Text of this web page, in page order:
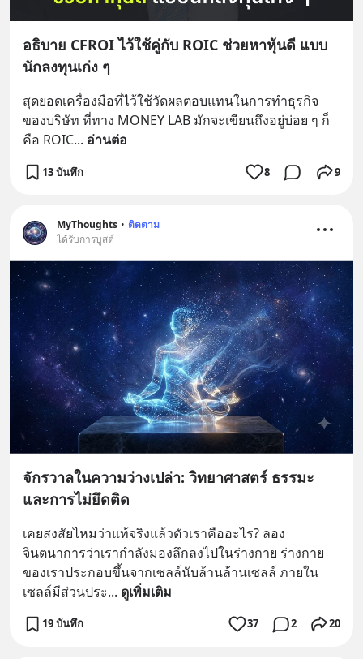
อธิบาย CFROI ไว้ใช้คู่กับ ROIC ช่วยหาหุ้นดี แบบ
นักลงทุนเก่ง ๆ
สุดยอดเครื่องมือที่ไว้ใช้วัดผลตอบแทนในการทำธุรกิจ
ของบริษัท ที่ทาง MONEY LAB มักจะเขียนถึงอยู่บ่อย ๆ ก็
คือ ROIC... อ่านต่อ
13 บันทึก 8 9
MyThoughts • ติดตาม
ได้รับการบูสต์
จักรวาลในความว่างเปล่า: วิทยาศาสตร์ ธรรมะ
และการไม่ยึดติด
เคยสงสัยไหมว่าแท้จริงแล้วตัวเราคืออะไร? ลอง
จินตนาการว่าเรากำลังมองลึกลงไปในร่างกาย ร่างกาย
ของเราประกอบขึ้นจากเซลล์นับล้านล้านเซลล์ ภายใน
เซลล์มีส่วนประ... ดูเพิ่มเติม
19 บันทึก 37 2 20